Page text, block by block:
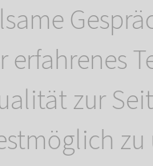
zur
zu